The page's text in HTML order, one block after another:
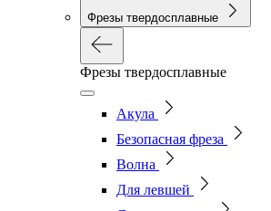
Фрезы твердосплавные
Фрезы твердосплавные
Акула
Безопасная фреза
Волна
Для левшей